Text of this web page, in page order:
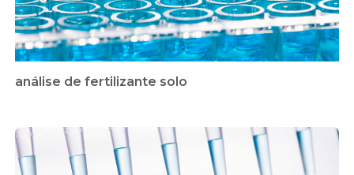
análise de fertilizante solo